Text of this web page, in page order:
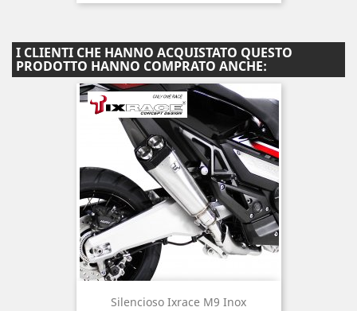
I CLIENTI CHE HANNO ACQUISTATO QUESTO
PRODOTTO HANNO COMPRATO ANCHE:
Silencioso Ixrace M9 Inox